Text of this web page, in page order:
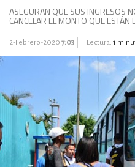
ASEGURAN QUE SUS INGRESOS
CANCELAR EL MONTO QUE
2-Febrero-2020 7:03 Lectura: 1